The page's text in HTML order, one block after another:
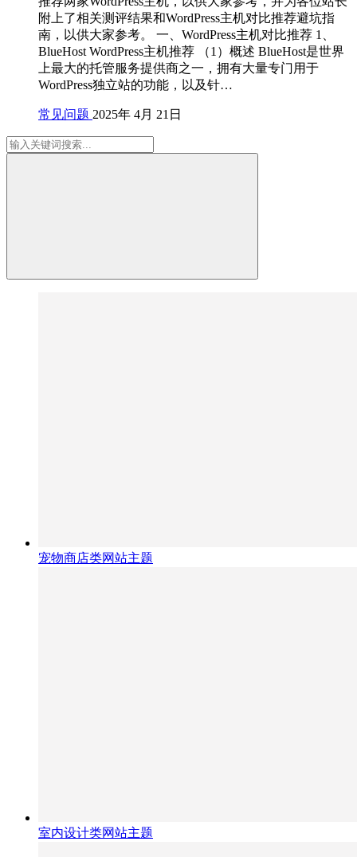
附上了相关测评结果和WordPress主机对比推荐避坑指
南，以供大家参考。 一、WordPress主机对比推荐 1、
BlueHost WordPress主机推荐 （1）概述 BlueHost是世界
上最大的托管服务提供商之一，拥有大量专门用于
WordPress独立站的功能，以及针…
常见问题 2025年 4月 21日
宠物商店类网站主题
室内设计类网站主题